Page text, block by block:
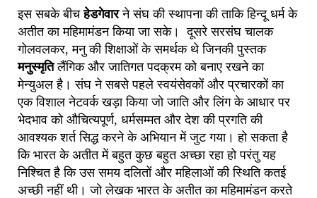
इस सबके बीचहेडगेवारने संघ की स्थापना की ताकि हिन्दू धर्म के
अतीत का महिमामंडन किया जा सके। दूसरे सरसंघ चालक
गोलवलकर, मनु की शिक्षाओं के समर्थक थे जिनकी पुस्तक
मनुस्मृतिलैंगिक और जातिगत पदक्रम को बनाए रखने का
मेन्युअल है। संघ ने सबसे पहले स्वयंसेवकों और प्रचारकों का
एक विशाल नेटवर्क खड़ा किया जो जाति और लिंग के आधार पर
भेदभाव को औचित्यपूर्ण, धर्मसम्मत और देश की प्रगति की
आवश्यक शर्त सिद्ध करने के अभियान में जुट गया। हो सकता है
कि भारत के अतीत में बहुत कुछ बहुत अच्छा रहा हो परंतु यह
निश्चित है कि उस समय दलितों और महिलाओं की स्थिति कतई
अच्छी नहीं थी। जो लेखक भारत के अतीत का महिमामंडन करते